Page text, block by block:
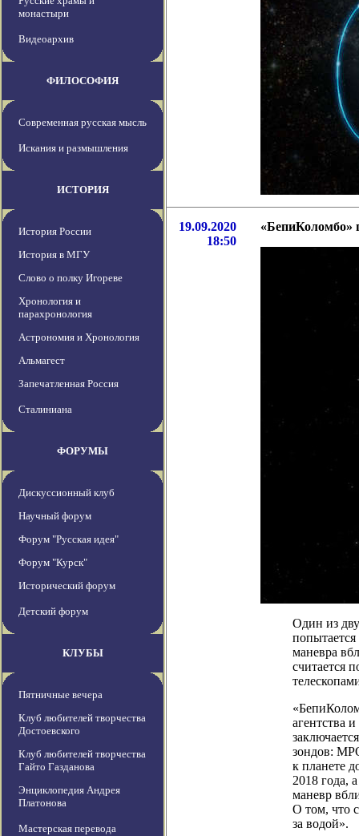
монастыри
Видеоархив
ФИЛОСОФИЯ
Современная русская мысль
Искания и размышления
ИСТОРИЯ
История России
История в МГУ
Слово о полку Игореве
Хронология и
парахронология
Астрономия и Хронология
Альмагест
Запечатленная Россия
Сталиниана
ФОРУМЫ
Дискуссионный клуб
Научный форум
Форум "Русская идея"
Форум "Курск"
Исторический форум
Детский форум
КЛУБЫ
Пятничные вечера
Клуб любителей творчества
Достоевского
Клуб любителей творчества
Гайто Газданова
Энциклопедия Андрея
Платонова
Мастерская перевода
19.09.2020
18:50
«БепиКоломбо»
Один из
маневра
считается
агентства
зондов:
к планете
2018 года,
маневр
О том, что
за водой».